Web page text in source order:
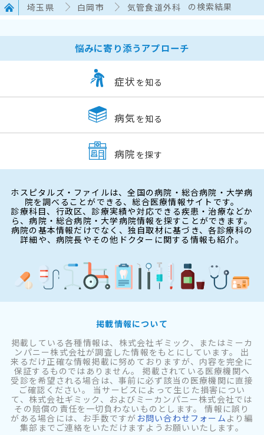
埼玉県 白岡市 気管食道外科 の検索結果
悩みに寄り添うアプローチ
症状 を知る
病気 を知る
病院 を探す
ホスピタルズ・ファイルは、全国の病院・総合病院・大学病
院を調べることができる、総合医療情報サイトです。
診療科目、行政区、診療実績や対応できる疾患・治療などか
ら、病院・総合病院・大学病院情報を探すことができます。
病院の基本情報だけでなく、独自取材に基づき、各診療科の
詳細や、病院長やその他ドクターに関する情報も紹介。
掲載情報について
掲載している各種情報は、株式会社ギミック、またはミーカ
ンパニー株式会社が調査した情報をもとにしています。 出
来るだけ正確な情報掲載に努めておりますが、内容を完全に
保証するものではありません。 掲載されている医療機関へ
受診を希望される場合は、事前に必ず該当の医療機関に直接
ご確認ください。 当サービスによって生じた損害につい
て、株式会社ギミック、およびミーカンパニー株式会社では
その賠償の責任を一切負わないものとします。 情報に誤り
がある場合には、お手数ですが お問い合わせフォーム より編
集部までご連絡をいただけますようお願いいたします。